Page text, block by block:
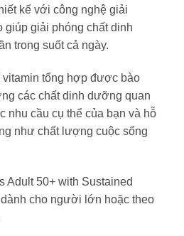
kế với công nghệ giải
giúp giải phóng chất dinh
trong suốt cả ngày.
tổng hợp được bào
các chất dinh dưỡng quan
nhu cầu cụ thể của bạn và hỗ
như chất lượng cuộc sống
Adult 50+ with Sustained
cho người lớn hoặc theo